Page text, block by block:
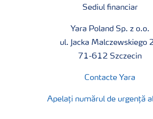
Sediul financiar
Yara Poland Sp. z o.o.
ul. Jacka Malczewskiego
71-612 Szczecin
Contacte Yara
Apelați numărul de urgență